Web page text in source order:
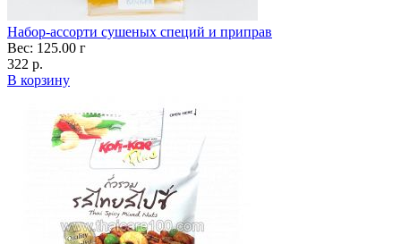
Набор-ассорти сушеных специй и приправ
Вес: 125.00 г
322 р.
В корзину